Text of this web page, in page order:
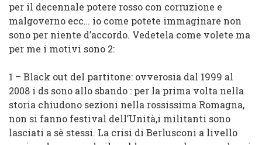
per il decennale potere rosso con corruzione e
malgoverno ecc… io come potete immaginare non
sono per niente d’accordo. Vedetela come volete ma
per me i motivi sono 2:
1 – Black out del partitone: ovverosia dal 1999 al
2008 i ds sono allo sbando : per la prima volta nella
storia chiudono sezioni nella rossissima Romagna,
non si fanno festival dell’Unità,i militanti sono
lasciati a sè stessi. La crisi di Berlusconi a livello